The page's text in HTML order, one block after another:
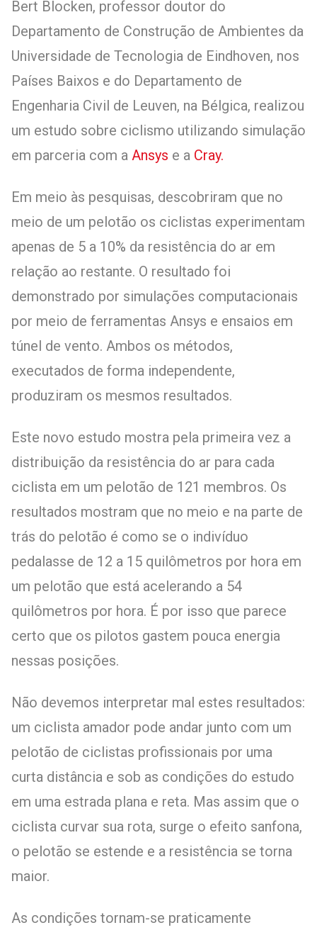
Bert Blocken, professor doutor do
Departamento de Construção de Ambientes da
Universidade de Tecnologia de Eindhoven, nos
Países Baixos e do Departamento de
Engenharia Civil de Leuven, na Bélgica, realizou
um estudo sobre ciclismo utilizando simulação
em parceria com a Ansys e a Cray.
Em meio às pesquisas, descobriram que no
meio de um pelotão os ciclistas experimentam
apenas de 5 a 10% da resistência do ar em
relação ao restante. O resultado foi
demonstrado por simulações computacionais
por meio de ferramentas Ansys e ensaios em
túnel de vento. Ambos os métodos,
executados de forma independente,
produziram os mesmos resultados.
Este novo estudo mostra pela primeira vez a
distribuição da resistência do ar para cada
ciclista em um pelotão de 121 membros. Os
resultados mostram que no meio e na parte de
trás do pelotão é como se o indivíduo
pedalasse de 12 a 15 quilômetros por hora em
um pelotão que está acelerando a 54
quilômetros por hora. É por isso que parece
certo que os pilotos gastem pouca energia
nessas posições.
Não devemos interpretar mal estes resultados:
um ciclista amador pode andar junto com um
pelotão de ciclistas profissionais por uma
curta distância e sob as condições do estudo
em uma estrada plana e reta. Mas assim que o
ciclista curvar sua rota, surge o efeito sanfona,
o pelotão se estende e a resistência se torna
maior.
As condições tornam-se praticamente